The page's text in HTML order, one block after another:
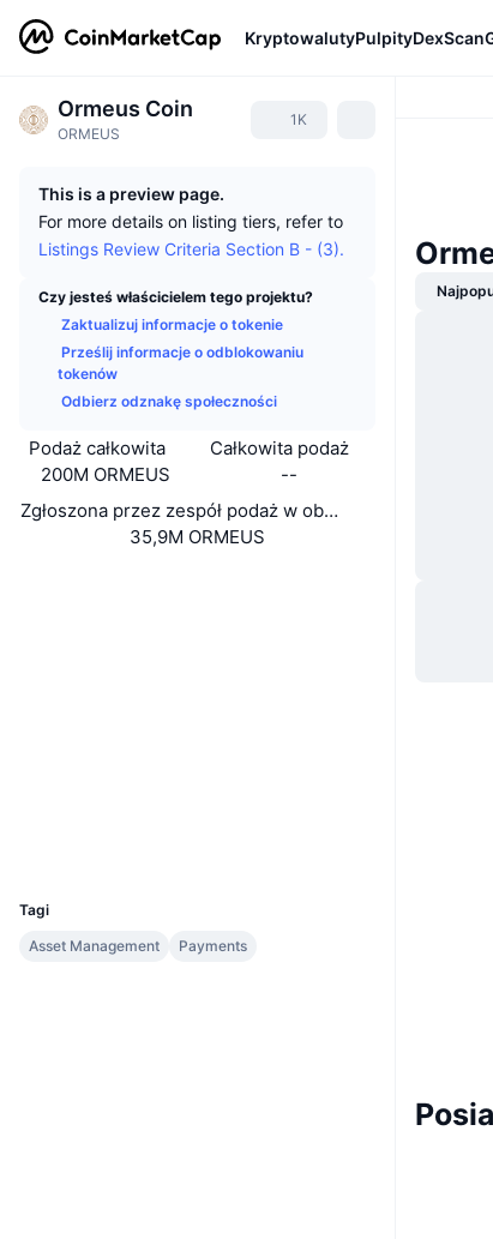
KryptowalutyPulpityDexScan
Ormeus Coin
ORMEUS
1K
This is a preview page.
For more details on listing tiers, refer to
Listings Review Criteria Section B - (3).
Czy jesteś właścicielem tego projektu?
Zaktualizuj informacje o tokenie
Prześlij informacje o odblokowaniu
tokenów
Odbierz odznakę społeczności
Podaż całkowita
200M ORMEUS
Całkowita podaż
--
Zgłoszona przez zespół podaż w obiegu
35,9M ORMEUS
Tagi
Asset Management
Payments